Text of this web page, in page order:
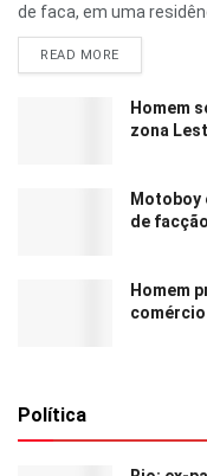
de faca, em uma
READ MORE
Homem
zona
Motoboy
de facção
Homem
comércio
Política